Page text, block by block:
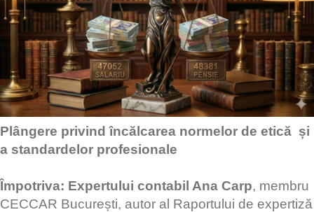
Plângere privind încălcarea normelor de etică și
a standardelor profesionale
Împotriva: Expertului contabil Ana Carp, membru
CECCAR București, autor al Raportului de expertiză